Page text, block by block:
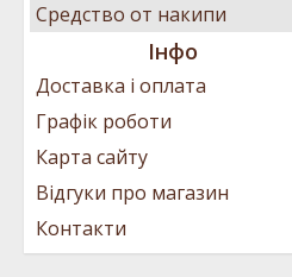
Средство от накипи
Інфо
Доставка і оплата
Графік роботи
Карта сайту
Відгуки про магазин
Контакти